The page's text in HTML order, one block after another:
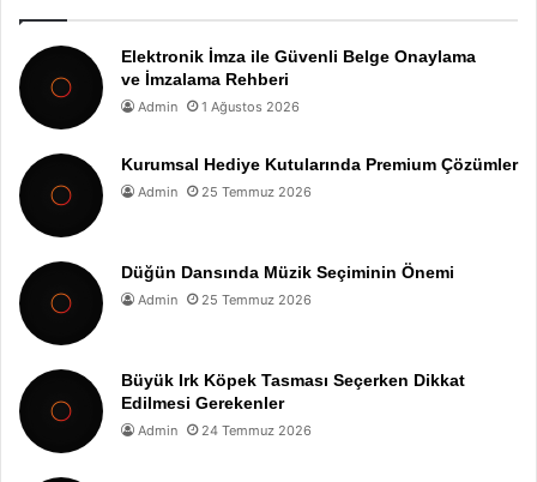
Elektronik İmza ile Güvenli Belge Onaylama
ve İmzalama Rehberi
Admin 1 Ağustos 2026
Kurumsal Hediye Kutularında Premium Çözümler
Admin 25 Temmuz 2026
Düğün Dansında Müzik Seçiminin Önemi
Admin 25 Temmuz 2026
Büyük Irk Köpek Tasması Seçerken Dikkat
Edilmesi Gerekenler
Admin 24 Temmuz 2026